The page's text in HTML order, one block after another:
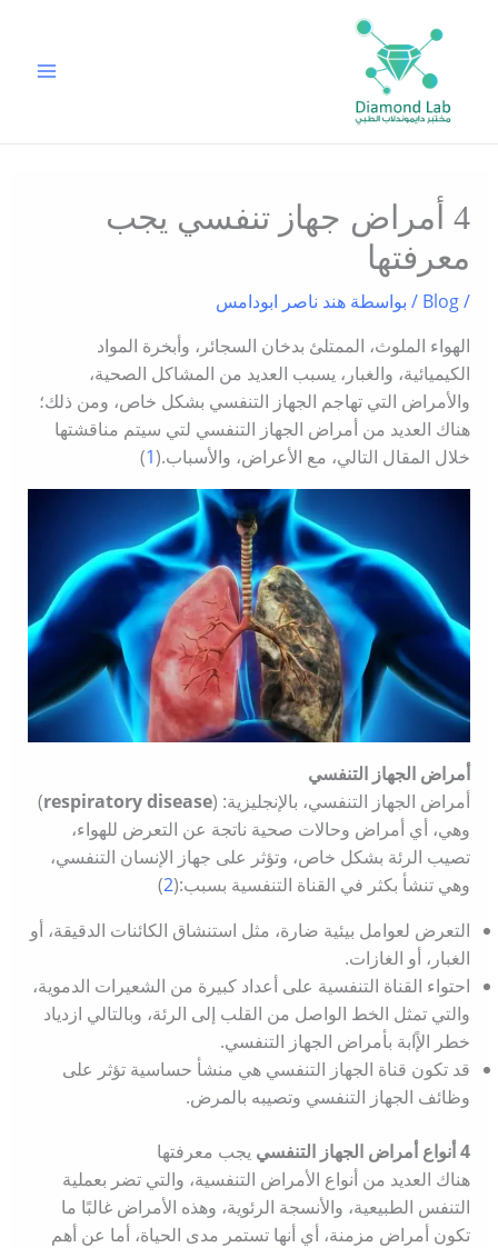
4 أمراض جهاز تنفسي يجب
معرفتها
/
Blog / بواسطة هند ناصر ابودامس
الهواء الملوث، الممتلئ بدخان السجائر، وأبخرة المواد
الكيميائية، والغبار، يسبب العديد من المشاكل الصحية،
والأمراض التي تهاجم الجهاز التنفسي بشكل خاص، ومن ذلك؛
هناك العديد من أمراض الجهاز التنفسي لتي سيتم مناقشتها
خلال المقال التالي، مع الأعراض، والأسباب.(1
)
أمراض الجهاز التنفسي
أمراض الجهاز التنفسي، بالإنجليزية: (respiratory disease
)
وهي، أي أمراض وحالات صحية ناتجة عن التعرض للهواء،
تصيب الرئة بشكل خاص، وتؤثر على جهاز الإنسان التنفسي،
وهي تنشأ بكثر في القناة التنفسية بسبب:(2
)
التعرض لعوامل بيئية ضارة، مثل استنشاق الكائنات الدقيقة، أو
الغبار، أو الغازات.
احتواء القناة التنفسية على أعداد كبيرة من الشعيرات الدموية،
والتي تمثل الخط الواصل من القلب إلى الرئة، وبالتالي ازدياد
خطر الإًابة بأمراض الجهاز التنفسي.
قد تكون قناة الجهاز التنفسي هي منشأ حساسية تؤثر على
وظائف الجهاز التنفسي وتصيبه بالمرض.
4 أنواع أمراض الجهاز التنفسي
يجب معرفتها
هناك العديد من أنواع الأمراض التنفسية، والتي تضر بعملية
التنفس الطبيعية، والأنسجة الرئوية، وهذه الأمراض غالبًا ما
تكون أمراض مزمنة، أي أنها تستمر مدى الحياة، أما عن أهم